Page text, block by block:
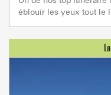
éblouir les yeux tout le